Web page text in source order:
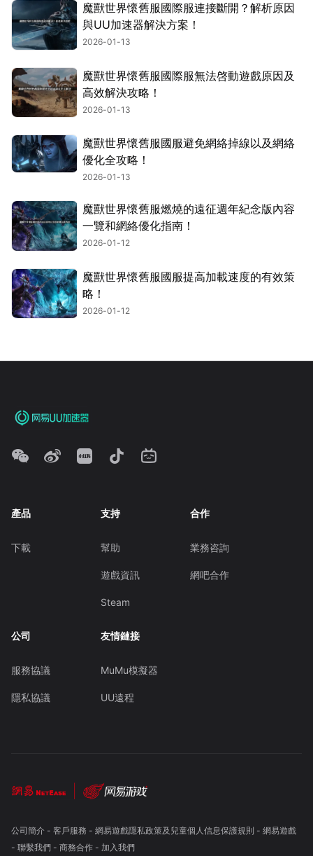
魔獸世界懷舊服國際服連接斷開？解析原因
與UU加速器解決方案！
2026-01-13
魔獸世界懷舊服國際服無法啓動遊戲原因及
高效解決攻略！
2026-01-13
魔獸世界懷舊服國服避免網絡掉線以及網絡
優化全攻略！
2026-01-13
魔獸世界懷舊服燃燒的遠征週年紀念版內容
一覽和網絡優化指南！
2026-01-12
魔獸世界懷舊服國服提高加載速度的有效策
略！
2026-01-12
產品
下載
支持
幫助
遊戲資訊
Steam
合作
業務咨詢
網吧合作
公司
服務協議
隱私協議
友情鏈接
MuMu模擬器
UU遠程
公司簡介- 客戶服務 - 網易遊戲隱私政策及兒童個人信息保護規則 - 網易遊戲
- 聯繫我們- 商務合作- 加入我們